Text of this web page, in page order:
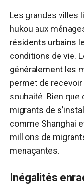
Les grandes villes
hukou aux
résidents urbains
conditions de vie.
généralement les
permet de
souhaité. Bien
migrants de
comme Shanghai
millions de
menaçantes.
Inégalités